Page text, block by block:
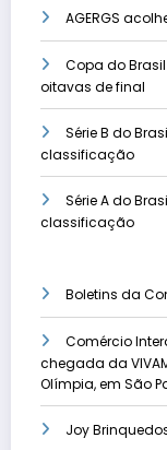
AGERGS
Copa do
oitavas de final
Série B do
classificação
Série A do
classificação
Boletins da
Comércio
chegada da
Olímpia, em São
Joy